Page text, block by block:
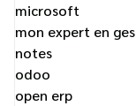
microsoft
mon expert en
notes
odoo
open erp